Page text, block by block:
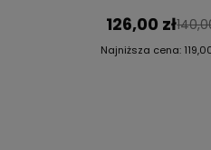
126,00 zł
Najniższa cena: